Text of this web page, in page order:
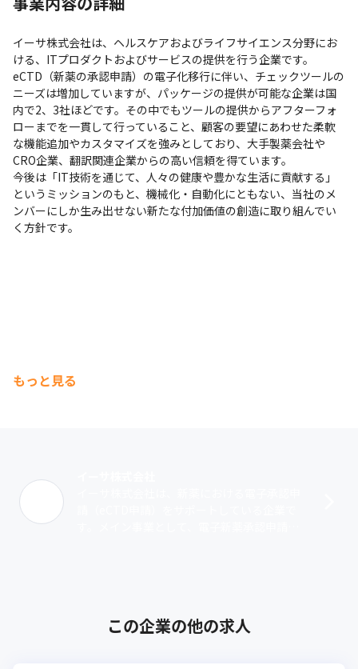
部署間の距離が近く、アイデアを共有しています。
イーサ株式会社は、ヘルスケアおよびライフサイエンス分野にお
ける、ITプロダクトおよびサービスの提供を行う企業です。
eCTD（新薬の承認申請）の電子化移行に伴い、チェックツールの
ニーズは増加していますが、パッケージの提供が可能な企業は国
内で2、3社ほどです。その中でもツールの提供からアフターフォ
ローまでを一貫して行っていること、顧客の要望にあわせた柔軟
な機能追加やカスタマイズを強みとしており、大手製薬会社や
CRO企業、翻訳関連企業からの高い信頼を得ています。
今後は「IT技術を通じて、人々の健康や豊かな生活に貢献する」
というミッションのもと、機械化・自動化にともない、当社のメ
ンバーにしか生み出せない新たな付加価値の創造に取り組んでい
く方針です。
もっと見る
この企業の他の求人